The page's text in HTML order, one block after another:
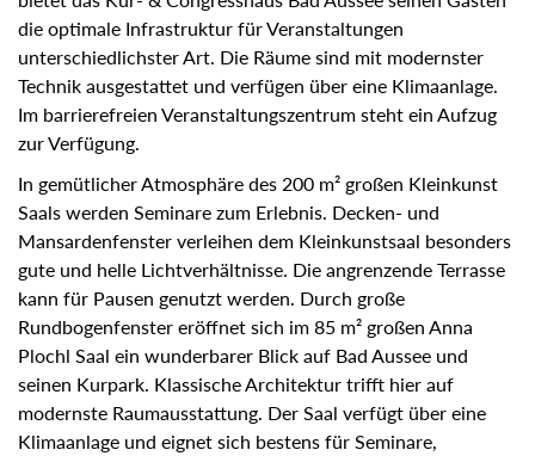
Technik ausgestattet und verfügen über eine Klimaanlage. Im
barrierefreien Veranstaltungszentrum steht ein Aufzug zur
Verfügung.
In gemütlicher Atmosphäre des 200 m² großen Kleinkunst
Saals werden Seminare zum Erlebnis. Decken- und
Mansardenfenster verleihen dem Kleinkunstsaal besonders
gute und helle Lichtverhältnisse. Die angrenzende Terrasse
kann für Pausen genutzt werden. Durch große
Rundbogenfenster eröffnet sich im 85 m² großen Anna Plochl
Saal ein wunderbarer Blick auf Bad Aussee und seinen
Kurpark. Klassische Architektur trifft hier auf modernste
Raumausstattung. Der Saal verfügt über eine Klimaanlage
und eignet sich bestens für Seminare, Präsentationen und
Besprechungen.